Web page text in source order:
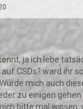
ja ich lebe
CSDs? ward ihr
mich auch
zu einigen
bitte mal wissen,